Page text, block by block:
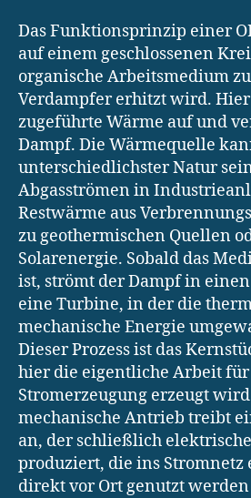
Das Funktionsprinzip einer
auf einem geschlossenen
organische Arbeitsmedium
Verdampfer erhitzt wird.
zugeführte Wärme auf und
Dampf. Die Wärmequelle
unterschiedlichster Natur
Abgasströmen in
Restwärme aus
zu geothermischen Quellen
Solarenergie. Sobald das
ist, strömt der Dampf in
eine Turbine, in der die
mechanische Energie
Dieser Prozess ist das
hier die eigentliche Arbeit
Stromerzeugung erzeugt
mechanische Antrieb treibt
an, der schließlich
produziert, die ins Stromnetz
direkt vor Ort genutzt